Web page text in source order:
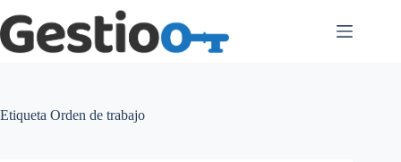
al
contenido
Etiqueta Orden de trabajo